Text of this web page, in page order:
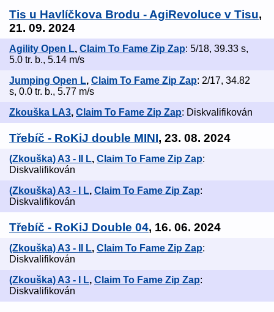
Tis u Havlíčkova Brodu - AgiRevoluce v Tisu,
21. 09. 2024
Agility Open L, Claim To Fame Zip Zap: 5/18, 39.33 s,
5.0 tr. b., 5.14 m/s
Jumping Open L, Claim To Fame Zip Zap: 2/17, 34.82
s, 0.0 tr. b., 5.77 m/s
Zkouška LA3, Claim To Fame Zip Zap: Diskvalifikován
Třebíč - RoKiJ double MINI, 23. 08. 2024
(Zkouška) A3 - II L, Claim To Fame Zip Zap:
Diskvalifikován
(Zkouška) A3 - I L, Claim To Fame Zip Zap:
Diskvalifikován
Třebíč - RoKiJ Double 04, 16. 06. 2024
(Zkouška) A3 - II L, Claim To Fame Zip Zap:
Diskvalifikován
(Zkouška) A3 - I L, Claim To Fame Zip Zap:
Diskvalifikován